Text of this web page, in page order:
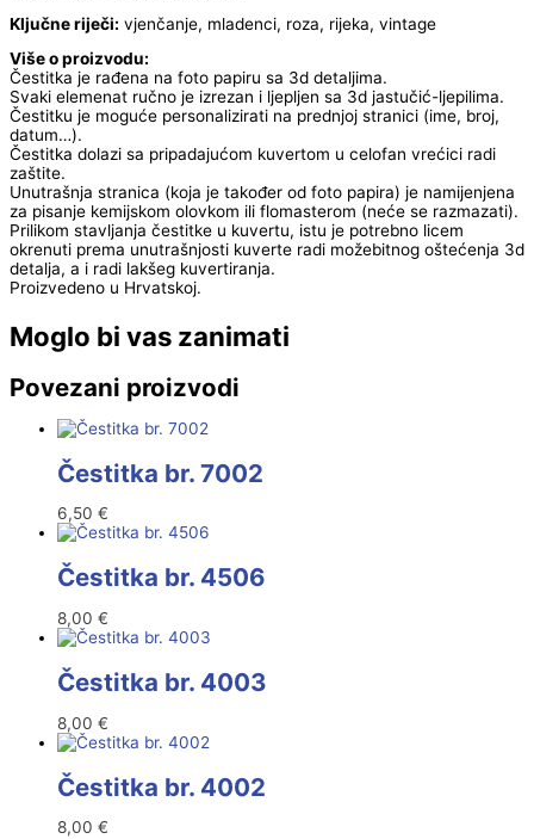
Ključne riječi: vjenčanje, mladenci, roza, rijeka, vintage
Više o proizvodu:
Čestitka je rađena na foto papiru sa 3d detaljima.
Svaki elemenat ručno je izrezan i ljepljen sa 3d jastučić-ljepilima.
Čestitku je moguće personalizirati na prednjoj stranici (ime, broj,
datum…).
Čestitka dolazi sa pripadajućom kuvertom u celofan vrećici radi
zaštite.
Unutrašnja stranica (koja je također od foto papira) je namijenjena
za pisanje kemijskom olovkom ili flomasterom (neće se razmazati).
Prilikom stavljanja čestitke u kuvertu, istu je potrebno licem
okrenuti prema unutrašnjosti kuverte radi možebitnog oštećenja 3d
detalja, a i radi lakšeg kuvertiranja.
Proizvedeno u Hrvatskoj.
Moglo bi vas zanimati
Povezani proizvodi
Čestitka br. 7002
6,50 €
Čestitka br. 4506
8,00 €
Čestitka br. 4003
8,00 €
Čestitka br. 4002
8,00 €